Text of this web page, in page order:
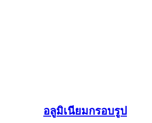
อลูมิเนียมกรอบรูป